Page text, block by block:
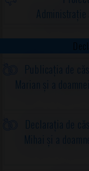
Administrație
Publicația de
Marian și a
Declarația de
Mihai și a